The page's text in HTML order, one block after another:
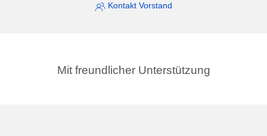
Kontakt Vorstand
Mit freundlicher Unterstützung